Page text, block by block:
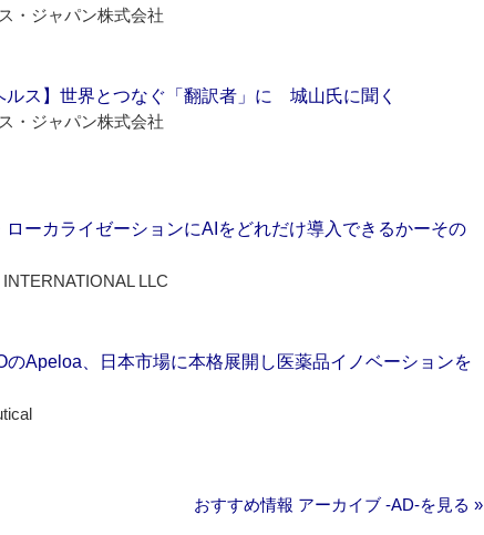
・ジャパン株式会社
ルス】世界とつなぐ「翻訳者」に 城山氏に聞く
・ジャパン株式会社
ローカライゼーションにAIをどれだけ導入できるかーその
LLC
のApeloa、日本市場に本格展開し医薬品イノベーションを
おすすめ情報 アーカイブ ‐AD‐を見る »